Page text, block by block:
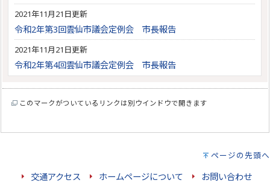
2021年11月21日更新
令和2年第3回雲仙市議会定例会 市長報告
2021年11月21日更新
令和2年第4回雲仙市議会定例会 市長報告
このマークがついているリンクは別ウインドウで開きます
ページの先頭へ
交通アクセス ホームページについて
お問い合わせ